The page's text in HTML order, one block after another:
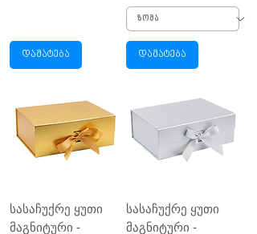
დამატება დამატება
სასაჩუქრე ყუთი
მაგნიტური -
სასაჩუქრე ყუთი
მაგნიტური -